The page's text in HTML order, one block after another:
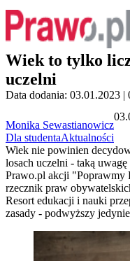
Wiek to tylko
uczelni
Data dodania: 03.01.2023 |
Monika Sewastianowicz
Dla studentaAktualności
Wiek nie powinien
losach uczelni - taką
Prawo.pl akcji "Poprawmy
rzecznik praw
Resort edukacji i nauki
zasady - podwyższy